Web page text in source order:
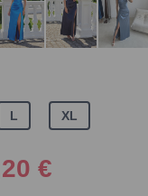
L XL
€